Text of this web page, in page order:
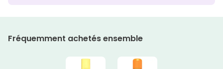
Fréquemment achetés ensemble